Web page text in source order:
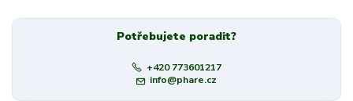
Potřebujete poradit?
+420 773601217
info@phare.cz